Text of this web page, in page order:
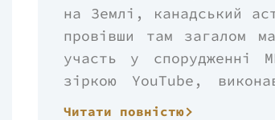
на Землі, канадський
провівши там загалом
участь у спорудженні
зіркою YouTube,
«Space Oddity». У
Читати повністю